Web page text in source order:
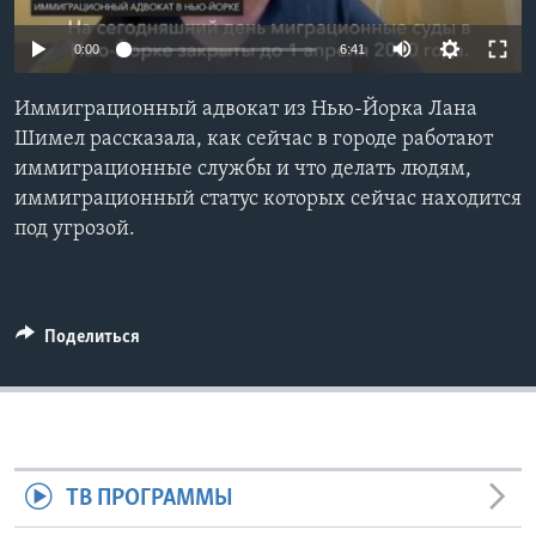
Learning English
СОЦИАЛЬНЫЕ СЕТИ
Языки
0:00 6:41
Иммиграционный адвокат из Нью-Йорка Лана
Шимел рассказала, как сейчас в городе работают
иммиграционные службы и что делать людям,
иммиграционный статус которых сейчас находится
под угрозой.
Поделиться
ТВ ПРОГРАММЫ